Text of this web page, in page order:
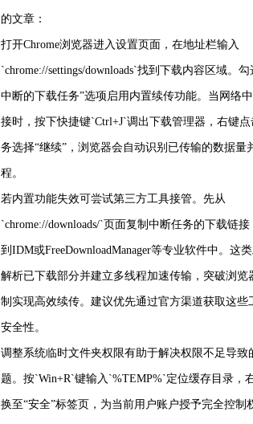
的文章：
打开Chrome浏览器进入设置页面，在地址栏输入
`chrome://settings/downloads`找到下载内容区域。
中断的下载任务”选项启用内置续传功能。当网络
接时，按下快捷键`Ctrl+J`调出下载管理器，右键
务选择“继续”，浏览器会自动识别已传输的数据量
程。
若内置功能失效可尝试第三方工具接管。先从
`chrome://downloads/`页面复制中断任务的下载链
到IDM或FreeDownloadManager等专业软件中。这
解析已下载部分并建立多线程加速传输，突破浏览
制实现高效续传。建议优先通过官方渠道获取这些
安全性。
调整系统临时文件夹权限有助于解决权限不足导致
题。按`Win+R`键输入`%TEMP%`定位缓存目录，
换至“安全”标签页，为当前用户账户授予完全控制